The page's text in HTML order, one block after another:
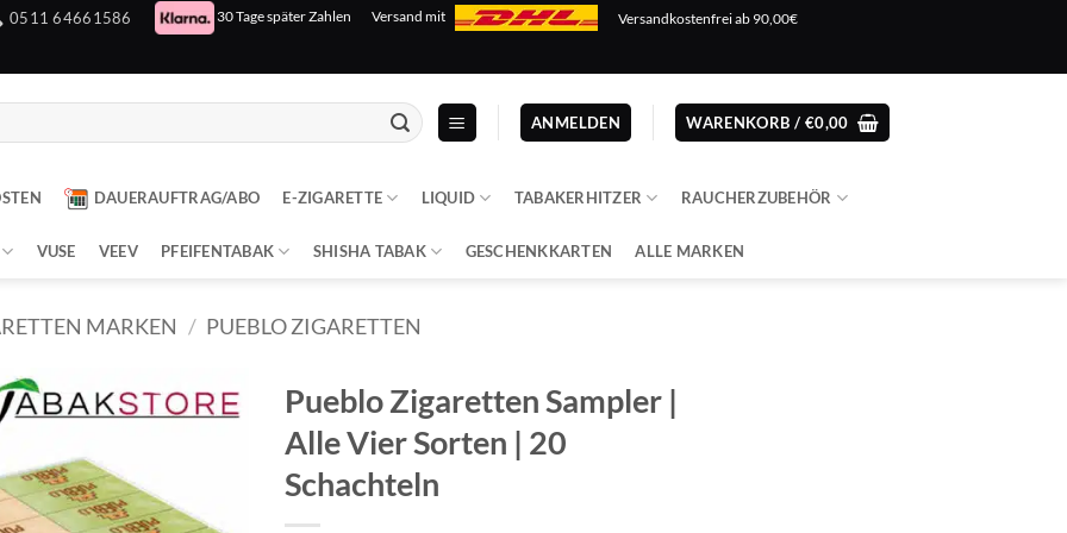
0511 64661586 30 Tage später Zahlen Versand mit Versandkostenfrei ab 90,00€
ANMELDEN WARENKORB / €0,00
DAUERAUFTRAG/ABO E-ZIGARETTE LIQUID TABAKERHITZER RAUCHERZUBEHÖR
VUSE VEEV PFEIFENTABAK SHISHA TABAK GESCHENKKARTEN ALLE MARKEN
MARKEN / PUEBLO ZIGARETTEN
Pueblo Zigaretten Sampler |
Alle Vier Sorten | 20
Schachteln